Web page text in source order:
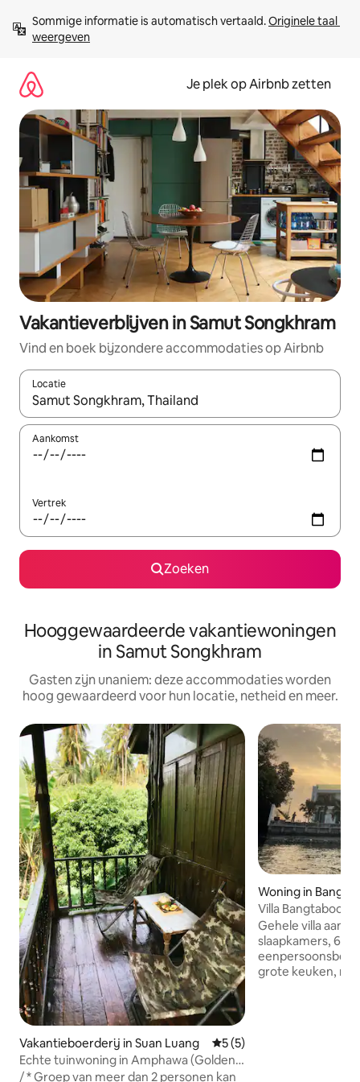
direct
naar
Sommige informatie is automatisch vertaald. Originele taal
weergeven
Je plek op Airbnb zetten
Vakantieverblijven in Samut Songkhram
Vind en boek bijzondere accommodaties op Airbnb
Locatie
Wanneer er resultaten beschikbaar zijn, maak je een keuze
Aankomst
Vertrek
Zoeken
Hooggewaardeerde vakantiewoningen
in Samut Songkhram
Gasten zijn unaniem: deze accommodaties worden
hoog gewaardeerd voor hun locatie, netheid en meer.
Vakantieboerderij in Suan Luang Gemiddelde beoordeling
5 (5)
Echte tuinwoning in Amphawa (Golden
Gardenia)
/ * Groep van meer dan 2 personen kan
Woning in Bang
Villa Bangtaboon
HOUSE
Gehele villa aan
slaapkamers, 6
grote keuken,